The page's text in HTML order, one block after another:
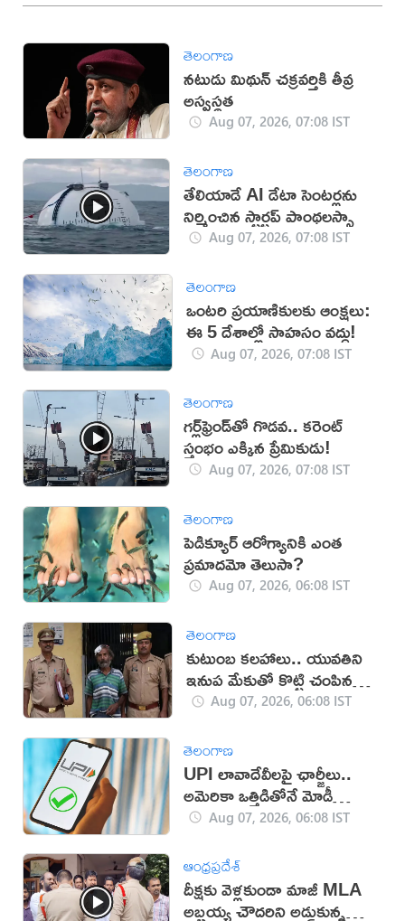
తెలంగాణ
నటుడు మిథున్ చక్రవర్తికి తీవ్ర
అస్వస్థత
Aug 07, 2026, 07:08 IST
తెలంగాణ
తేలియాడే AI డేటా సెంటర్లను
నిర్మించిన స్టార్టప్ పాంథలస్సా
Aug 07, 2026, 07:08 IST
తెలంగాణ
ఒంటరి ప్రయాణికులకు ఆంక్షలు:
ఈ 5 దేశాల్లో సాహసం వద్దు!
Aug 07, 2026, 07:08 IST
తెలంగాణ
గర్ల్‌ఫ్రెండ్‌తో గొడవ.. కరెంట్
స్తంభం ఎక్కిన ప్రేమికుడు!
Aug 07, 2026, 07:08 IST
తెలంగాణ
పెడిక్యూర్ ఆరోగ్యానికి ఎంత
ప్రమాదమో తెలుసా?
Aug 07, 2026, 06:08 IST
తెలంగాణ
కుటుంబ కలహాలు.. యువతిని
ఇనుప మేకుతో కొట్టి చంపిన
తండ్రిAug 07, 2026, 06:08 IST
తెలంగాణ
UPI లావాదేవీలపై ఛార్జీలు..
అమెరికా ఒత్తిడితోనే మోడీ
సర్కార్‌ నిర్ణయం?
Aug 07, 2026, 06:08 IST
ఆంధ్రప్రదేశ్
దీక్షకు వెళ్లకుండా మాజీ MLA
అబ్బ‌య్య చౌద‌రిని అడ్డుకున్న